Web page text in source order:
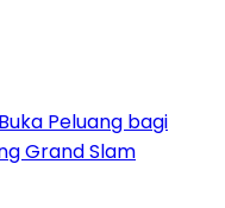
Peluang bagi
Grand Slam